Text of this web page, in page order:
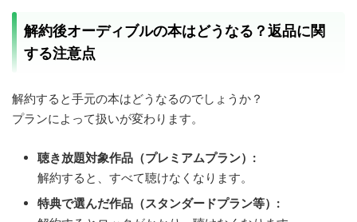
解約後オーディブルの本はどうなる？返品に関
する注意点
解約すると手元の本はどうなるのでしょうか？
プランによって扱いが変わります。
聴き放題対象作品（プレミアムプラン）:
解約すると、すべて聴けなくなります。
特典で選んだ作品（スタンダードプラン等）: